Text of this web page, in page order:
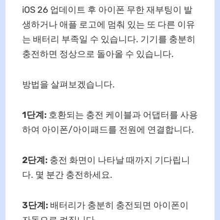
iOS 26 업데이트 후 아이폰 무한 재부팅이 발
생하거나 애플 로고에 멈춰 있는 또 다른 이유
는 배터리 부족일 수 있습니다. 기기를 충분히
충전하면 정상으로 돌아올 수 있습니다.
방법을 살펴보겠습니다.
1단계: 호환되는 충전 케이블과 어댑터를 사용
하여 아이폰/아이패드를 전원에 연결합니다.
2단계: 충전 화면이 나타날 때까지 기다립니
다. 몇 분간 충전하세요.
3단계: 배터리가 충분히 충전되면 아이폰이